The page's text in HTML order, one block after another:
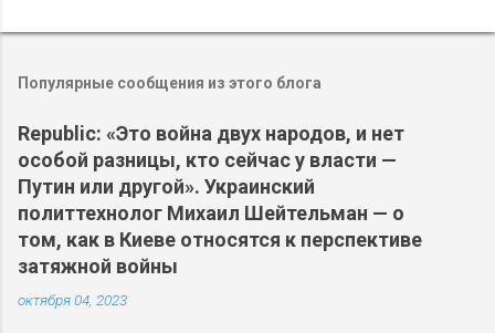
Популярные сообщения из этого блога
Republic: «Это война двух народов, и нет
особой разницы, кто сейчас у власти —
Путин или другой». Украинский
политтехнолог Михаил Шейтельман — о
том, как в Киеве относятся к перспективе
затяжной войны
октября 04, 2023